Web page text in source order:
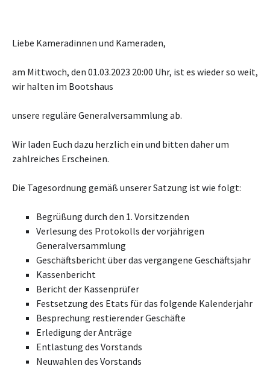
Liebe Kameradinnen und Kameraden,
am Mittwoch, den 01.03.2023 20:00 Uhr, ist es wieder so weit,
wir halten im Bootshaus
unsere reguläre Generalversammlung ab.
Wir laden Euch dazu herzlich ein und bitten daher um
zahlreiches Erscheinen.
Die Tagesordnung gemäß unserer Satzung ist wie folgt:
Begrüßung durch den 1. Vorsitzenden
Verlesung des Protokolls der vorjährigen
Generalversammlung
Geschäftsbericht über das vergangene Geschäftsjahr
Kassenbericht
Bericht der Kassenprüfer
Festsetzung des Etats für das folgende Kalenderjahr
Besprechung restierender Geschäfte
Erledigung der Anträge
Entlastung des Vorstands
Neuwahlen des Vorstands